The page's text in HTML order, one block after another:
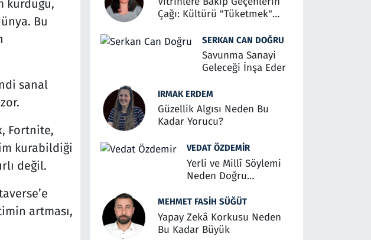
kurduğu,
Bu
sanal
Fortnite,
kurabildiği
değil.
artması,
Çağı: Kültürü "Tüketmek"
SERKAN CAN DOĞRU
Savunma Sanayi
Geleceği İnşa Eder
IRMAK ERDEM
Güzellik Algısı Neden Bu
Kadar Yorucu?
VEDAT ÖZDEMIR
Yerli ve Millî Söylemi
Neden Doğru
MEHMET FASIH SÜĞÜT
Yapay Zekâ Korkusu Neden
Bu Kadar Büyük